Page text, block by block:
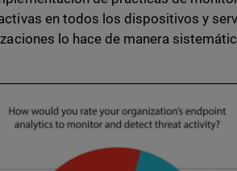
en todos los dispositivos y
lo hace de manera